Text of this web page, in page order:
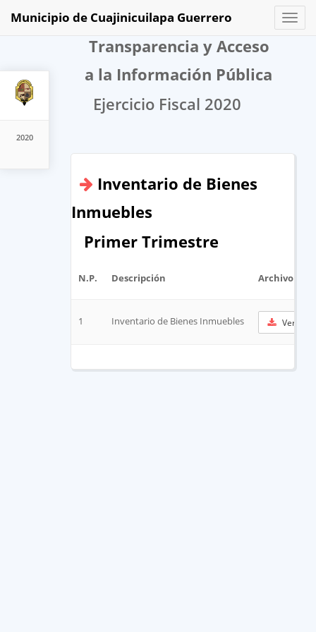
2020
Toggle
Municipio de Cuajinicuilapa Guerrero
Transparencia y Acceso
a la Información Pública
Ejercicio Fiscal 2020
Inventario de Bienes
Inmuebles
Primer Trimestre
N.P. Descripción Archivo
1 Inventario de Bienes Inmuebles Ver